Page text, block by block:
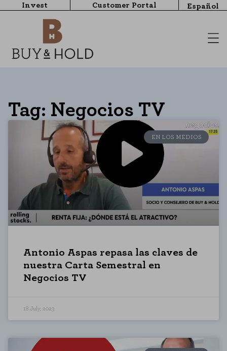
Invest Customer Portal Español
Tag: Negocios TV
EN LOS MEDIOS
Antonio Aspas repasa las claves de
nuestra Carta Semestral en
Negocios TV
18 July, 2023